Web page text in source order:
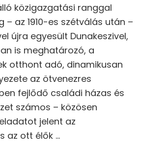
közigazgatási ranggal
– az 1910-es szétválás után –
újra egyesült Dunakeszivel,
is meghatározó, a
otthont adó, dinamikusan
az ötvenezres
fejlődő családi házas és
számos – közösen
jelent az
az ott élők …